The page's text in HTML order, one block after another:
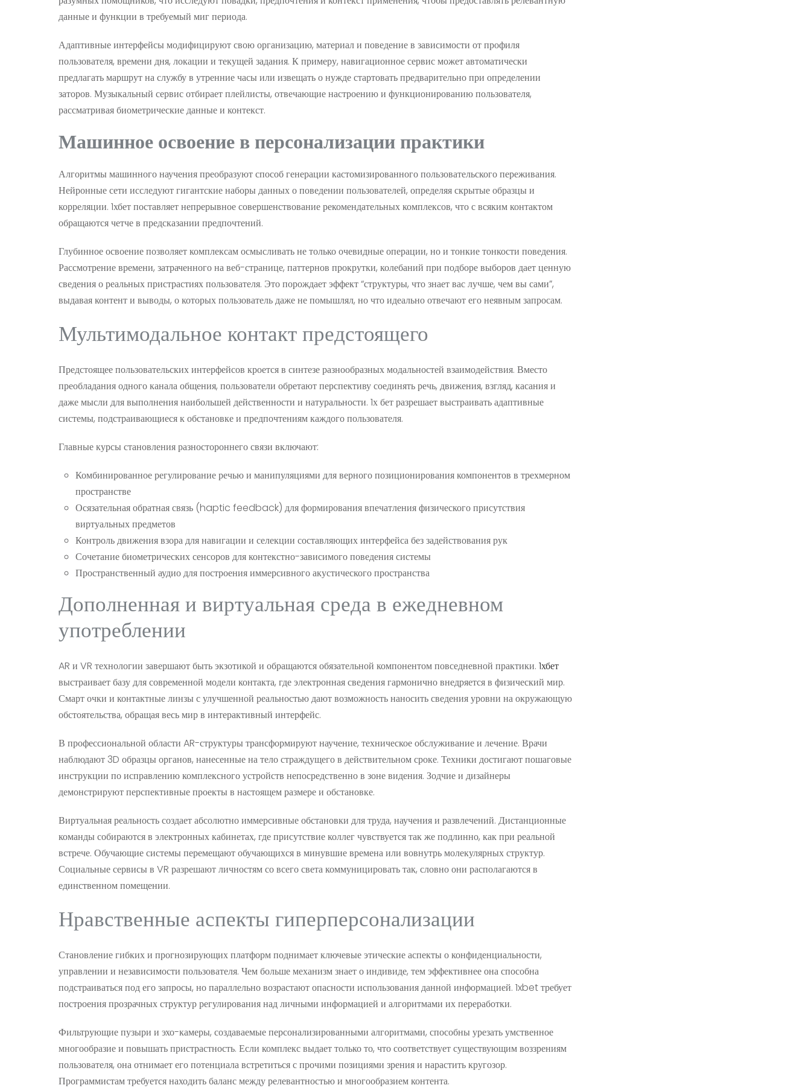
данные и функции в требуемый миг периода.
Адаптивные интерфейсы модифицируют свою организацию, материал и поведение в зависимости от профиля
пользователя, времени дня, локации и текущей задания. К примеру, навигационное сервис может автоматически
предлагать маршрут на службу в утренние часы или извещать о нужде стартовать предварительно при определении
заторов. Музыкальный сервис отбирает плейлисты, отвечающие настроению и функционированию пользователя,
рассматривая биометрические данные и контекст.
Машинное освоение в персонализации практики
Алгоритмы машинного научения преобразуют способ генерации кастомизированного пользовательского переживания.
Нейронные сети исследуют гигантские наборы данных о поведении пользователей, определяя скрытые образцы и
корреляции. 1хбет поставляет непрерывное совершенствование рекомендательных комплексов, что с всяким контактом
обращаются четче в предсказании предпочтений.
Глубинное освоение позволяет комплексам осмысливать не только очевидные операции, но и тонкие тонкости поведения.
Рассмотрение времени, затраченного на веб-странице, паттернов прокрутки, колебаний при подборе выборов дает ценную
сведения о реальных пристрастиях пользователя. Это порождает эффект “структуры, что знает вас лучше, чем вы сами”,
выдавая контент и выводы, о которых пользователь даже не помышлял, но что идеально отвечают его неявным запросам.
Мультимодальное контакт предстоящего
Предстоящее пользовательских интерфейсов кроется в синтезе разнообразных модальностей взаимодействия. Вместо
преобладания одного канала общения, пользователи обретают перспективу соединять речь, движения, взгляд, касания и
даже мысли для выполнения наибольшей действенности и натуральности. 1х бет разрешает выстраивать адаптивные
системы, подстраивающиеся к обстановке и предпочтениям каждого пользователя.
Главные курсы становления разностороннего связи включают:
Комбинированное регулирование речью и манипуляциями для верного позиционирования компонентов в трехмерном
пространстве
Осязательная обратная связь (haptic feedback) для формирования впечатления физического присутствия
виртуальных предметов
Контроль движения взора для навигации и селекции составляющих интерфейса без задействования рук
Сочетание биометрических сенсоров для контекстно-зависимого поведения системы
Пространственный аудио для построения иммерсивного акустического пространства
Дополненная и виртуальная среда в ежедневном
употреблении
AR и VR технологии завершают быть экзотикой и обращаются обязательной компонентом повседневной практики. 1хбет
выстраивает базу для современной модели контакта, где электронная сведения гармонично внедряется в физический мир.
Смарт очки и контактные линзы с улучшенной реальностью дают возможность наносить сведения уровни на окружающую
обстоятельства, обращая весь мир в интерактивный интерфейс.
В профессиональной области AR-структуры трансформируют научение, техническое обслуживание и лечение. Врачи
наблюдают 3D образцы органов, нанесенные на тело страждущего в действительном сроке. Техники достигают пошаговые
инструкции по исправлению комплексного устройств непосредственно в зоне видения. Зодчие и дизайнеры
демонстрируют перспективные проекты в настоящем размере и обстановке.
Виртуальная реальность создает абсолютно иммерсивные обстановки для труда, научения и развлечений. Дистанционные
команды собираются в электронных кабинетах, где присутствие коллег чувствуется так же подлинно, как при реальной
встрече. Обучающие системы перемещают обучающихся в минувшие времена или вовнутрь молекулярных структур.
Социальные сервисы в VR разрешают личностям со всего света коммуницировать так, словно они располагаются в
единственном помещении.
Нравственные аспекты гиперперсонализации
Становление гибких и прогнозирующих платформ поднимает ключевые этические аспекты о конфиденциальности,
управлении и независимости пользователя. Чем больше механизм знает о индивиде, тем эффективнее она способна
подстраиваться под его запросы, но параллельно возрастают опасности использования данной информацией. 1xbet требует
построения прозрачных структур регулирования над личными информацией и алгоритмами их переработки.
Фильтрующие пузыри и эхо-камеры, создаваемые персонализированными алгоритмами, способны урезать умственное
многообразие и повышать пристрастность. Если комплекс выдает только то, что соответствует существующим воззрениям
пользователя, она отнимает его потенциала встретиться с прочими позициями зрения и нарастить кругозор.
Программистам требуется находить баланс между релевантностью и многообразием контента.